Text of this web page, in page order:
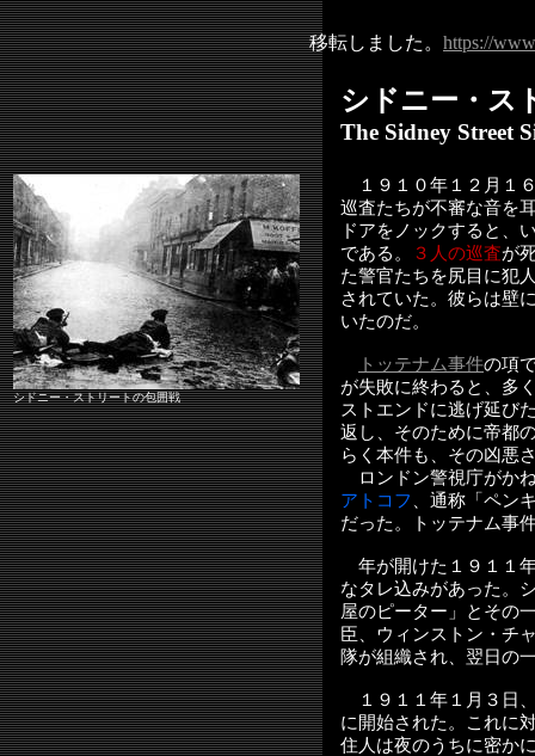
移転しました。 https://
シドニー・ス
The Sidney Street
シドニー・ストリートの包囲戦
１９１０年１２月１
巡査たちが不審な音を
ドアをノックすると、
である。
３人の巡査が
た警官たちを尻目に犯
されていた。彼らは壁
いたのだ。
トッテナム事件の項
が失敗に終わると、多
ストエンドに逃げ延び
返し、そのために帝都
らく本件も、その凶悪
ロンドン警視庁がか
アトコフ
、通称「ペン
だった。トッテナム事
年が開けた１９１１
なタレ込みがあった。
屋のピーター」とその
臣、ウィンストン・チ
隊が組織され、翌日の
１９１１年１月３日
に開始された。これに
住人は夜のうちに密か